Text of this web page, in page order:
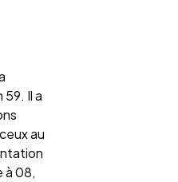
59. Il a
au
à 08,